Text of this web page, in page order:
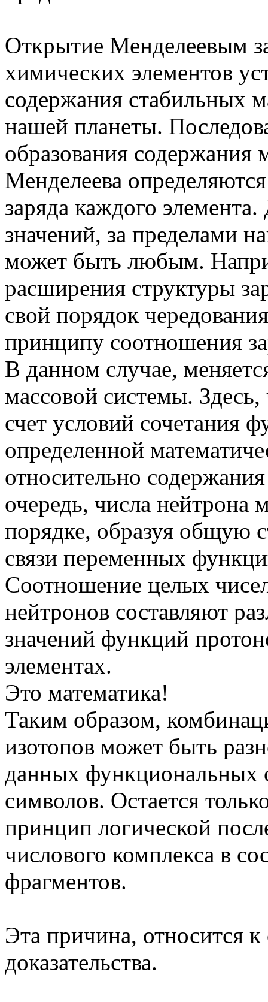
Открытие Менделеевым
химических элементов
содержания стабильных
нашей планеты.
образования содержания
Менделеева
заряда каждого
значений, за пределами
может быть любым.
расширения структуры
свой порядок
принципу соотношения
В данном случае,
массовой системы.
счет условий сочетания
определенной
относительно
очередь, числа
порядке, образуя общую
связи переменных
Соотношение целых
нейтронов составляют
значений функций
элементах.
Это математика!
Таким образом,
изотопов может быть
данных функциональных
символов. Остается
принцип логической
числового комплекса в
фрагментов.
Эта причина, относится
доказательства.